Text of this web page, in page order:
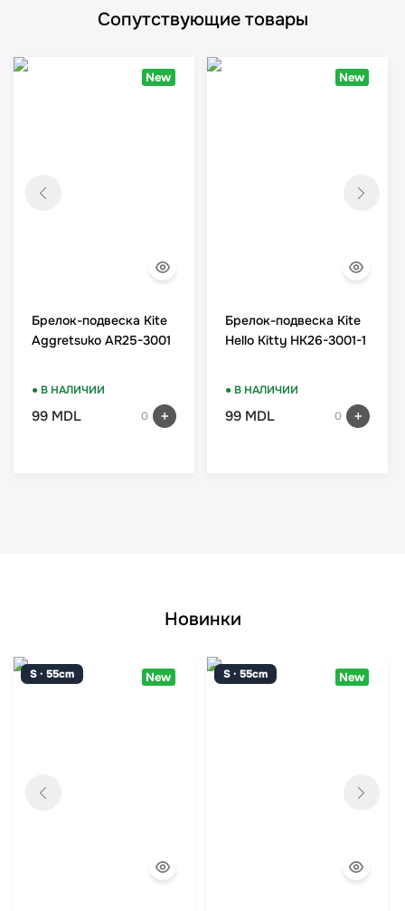
Сопутствующие товары
New
Брелок-подвеска Kite
Aggretsuko AR25-3001
● В НАЛИЧИИ
99 MDL 0
New
Брелок-подвеска Kite
Hello Kitty HK26-3001-1
● В НАЛИЧИИ
99 MDL 0
Новинки
S · 55cm New S · 55cm New